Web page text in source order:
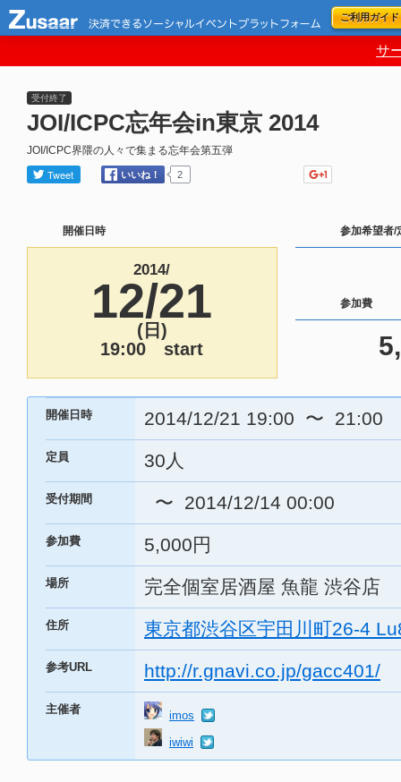
ご利用ガイド
サ
受付終了
JOI/ICPC忘年会in東京 2014
JOI/ICPC界隈の人々で集まる忘年会第五弾
開催日時
2014/
12/21
(日)
19:00 start
参加希望者/
参加費
開催日時 2014/12/21 19:00 〜 21:00
定員 30人
受付期間 〜 2014/12/14 00:00
参加費 5,000円
場所 完全個室居酒屋 魚龍 渋谷店
住所 東京都渋谷区宇田川町26-4
参考URL http://r.gnavi.co.jp/gacc401/
主催者
imos
iwiwi